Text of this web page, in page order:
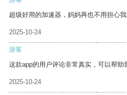
超级好用的加速器，妈妈再也不用担心我
2025-10-24
游客
这款app的用户评论非常真实，可以帮助
2025-10-24